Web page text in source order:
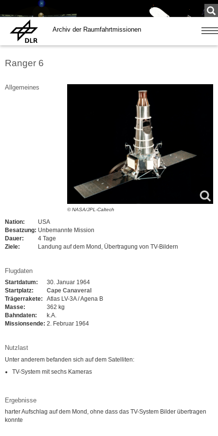
Archiv der Raumfahrtmissionen
Zeige
Ranger 6
© NASA/JPL-Caltech
Allgemeines
Nation:
USA
Besatzung: Unbemannte Mission
Dauer:
4 Tage
Ziele:
Landung auf dem Mond, Übertragung von TV-Bildern
Flugdaten
Startdatum:
30. Januar 1964
Startplatz:
Cape Canaveral
Trägerrakete:
Atlas LV-3A / Agena B
Masse:
362 kg
Bahndaten:
k.A.
Missionsende: 2. Februar 1964
Nutzlast
Unter anderem befanden sich auf dem Satelliten:
TV-System mit sechs Kameras
Ergebnisse
harter Aufschlag auf dem Mond, ohne dass das TV-System Bilder übertragen
konnte